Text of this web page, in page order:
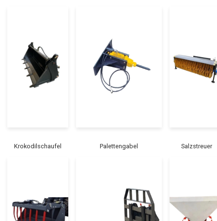
Krokodilschaufel Palettengabel Salzstreuer